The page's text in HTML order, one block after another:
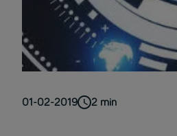
01-02-2019 2 min